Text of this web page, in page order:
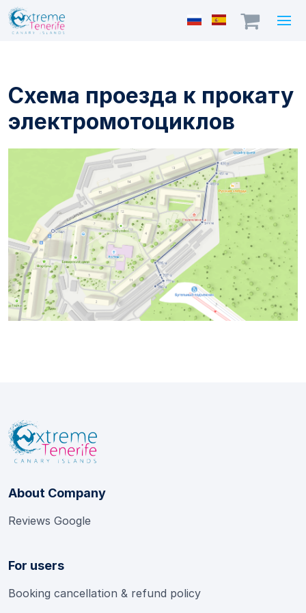
Схема проезда к прокату
электромотоциклов
About Company
Reviews Google
For users
Booking cancellation & refund policy